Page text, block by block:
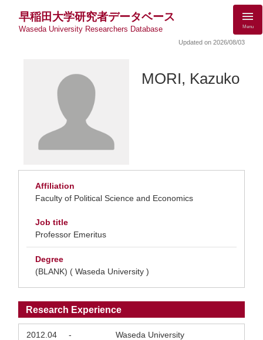
早稲田大学研究者データベース
Waseda University Researchers Database Menu
Updated on 2026/08/03
MORI, Kazuko
Affiliation
Faculty of Political Science and Economics
Job title
Professor Emeritus
Degree
(BLANK) ( Waseda University )
Research Experience
2012.04 - Waseda University